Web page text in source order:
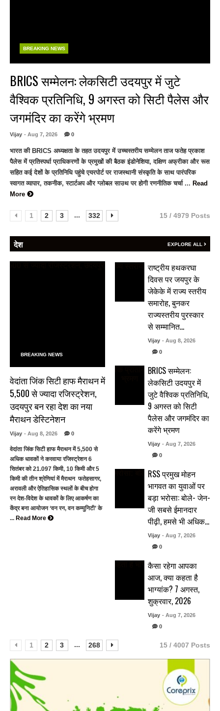
BREAKING NEWS
BRICS सम्मेलन: लेकसिटी उदयपुर में जुटे
वैश्विक प्रतिनिधि, 9 अगस्त को सिटी पैलेस और
जगमंदिर का करेंगे भ्रमण
Vijay - Aug 7, 2026 0
भारत की BRICS अध्यक्षता के तहत उदयपुर में उच्चस्तरीय सम्मेलन ताज फतेह प्रकाश
पैलेस में प्रतिस्पर्धा प्राधिकरणों के प्रमुखों की बैठक इंडोनेशिया, दक्षिण अफ्रीका और रूस
सहित कई देशों के प्रतिनिधि पहुंचे एयरपोर्ट पर राजस्थानी संस्कृति के साथ पारंपरिक
स्वागत व्यापार, तकनीक, स्टार्टअप और ग्लोबल साउथ पर होगी रणनीतिक चर्चा ... Read
More
1 2 3 ... 332 15 / 4979 Posts
देश EXPLORE ALL
BREAKING NEWS
वेदांता जिंक सिटी हाफ मैराथन में
5,500 से ज्यादा रजिस्ट्रेशन,
उदयपुर बन रहा देश का नया
मैराथन डेस्टिनेशन
Vijay - Aug 8, 2026 0
वेदांता जिंक सिटी हाफ मैराथन में 5,500 से
अधिक धावकों ने करवाया रजिस्ट्रेशन 6
सितंबर को 21.097 किमी, 10 किमी और 5
किमी की तीन श्रेणियां में मैराथन फतेहसागर,
अरावली और ऐतिहासिक स्थलों के बीच होगा
रन देश-विदेश के धावकों के लिए आकर्षण का
केंद्र बना आयोजन ‘वन रन, वन कम्युनिटी’ के
... Read More
राष्ट्रीय हथकरघा
दिवस पर जयपुर के
जेकेके में राज्य स्तरीय
समारोह, बुनकर
राज्यस्तरीय पुरस्कार
से सम्मानित…
Vijay - Aug 8, 2026
0
BRICS सम्मेलन:
लेकसिटी उदयपुर में
जुटे वैश्विक प्रतिनिधि,
9 अगस्त को सिटी
पैलेस और जगमंदिर का
करेंगे भ्रमण
Vijay - Aug 7, 2026
0
RSS प्रमुख मोहन
भागवत का युवाओं पर
बड़ा भरोसा: बोले- जेन-
जी सबसे ईमानदार
पीढ़ी, हमसे भी अधिक…
Vijay - Aug 7, 2026
0
कैसा रहेगा आपका
आज, क्या कहता है
भाग्यांक? 7 अगस्त,
शुक्रवार, 2026
Vijay - Aug 7, 2026
0
1 2 3 ... 268 15 / 4007 Posts